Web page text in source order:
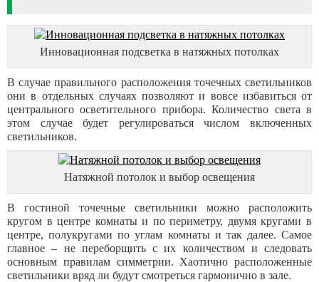
Инновационная подсветка в натяжных потолках
В случае правильного расположения точечных светильников
они в отдельных случаях позволяют и вовсе избавиться от
центрального осветительного прибора. Количество света в
этом случае будет регулироваться числом включенных
светильников.
Натяжной потолок и выбор освещения
В гостиной точечные светильники можно расположить
кругом в центре комнаты и по периметру, двумя кругами в
центре, полукругами по углам комнаты и так далее. Самое
главное – не переборщить с их количеством и следовать
основным правилам симметрии. Хаотично расположенные
светильники вряд ли будут смотреться гармонично в зале.